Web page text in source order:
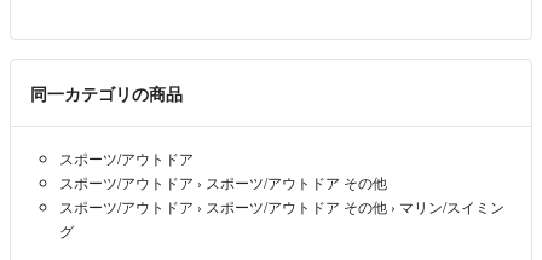
出品者 Adrive.co- 5年以上前
今、即決頂けるなら、27000円でお受け致します。コメントお待ちし
ております
同一カテゴリの商品
スポーツ/アウトドア
スポーツ/アウトドア › スポーツ/アウトドア その他
スポーツ/アウトドア › スポーツ/アウトドア その他 › マリン/スイミン
グ